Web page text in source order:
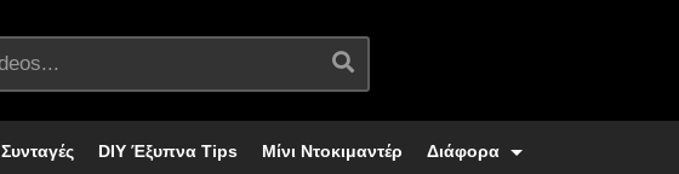
Συνταγές DIY Έξυπνα Tips Μίνι Ντοκιμαντέρ Διάφορα